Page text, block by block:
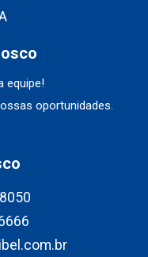
equipe!
oportunidades.